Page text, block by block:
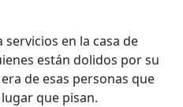
en la casa de
están dolidos por su
de esas personas que
que pisan.